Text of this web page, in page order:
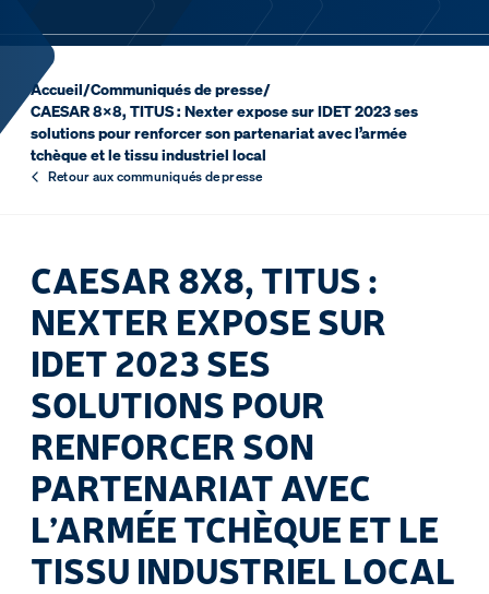
Accueil/Communiqués de presse/
CAESAR 8x8, TITUS : Nexter expose sur IDET 2023 ses
solutions pour renforcer son partenariat avec l’armée
tchèque et le tissu industriel local
Retour aux communiqués de presse
CAESAR 8X8, TITUS :
NEXTER EXPOSE SUR
IDET 2023 SES
SOLUTIONS POUR
RENFORCER SON
PARTENARIAT AVEC
L’ARMÉE TCHÈQUE ET LE
TISSU INDUSTRIEL LOCAL